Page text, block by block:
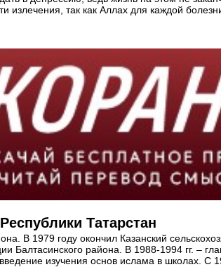
так как Аллах для каждой
Татарстан
В 1979 году окончил Казанский
Балтасинского района. В 1988-1994 гг.
изучения основ ислама в школах. С